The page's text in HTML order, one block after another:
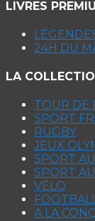
LIVRES
24H DU
LA
TOUR DE
SPORT
RUGBY
JEUX
SPORT
SPORT
VÉLO
A LA